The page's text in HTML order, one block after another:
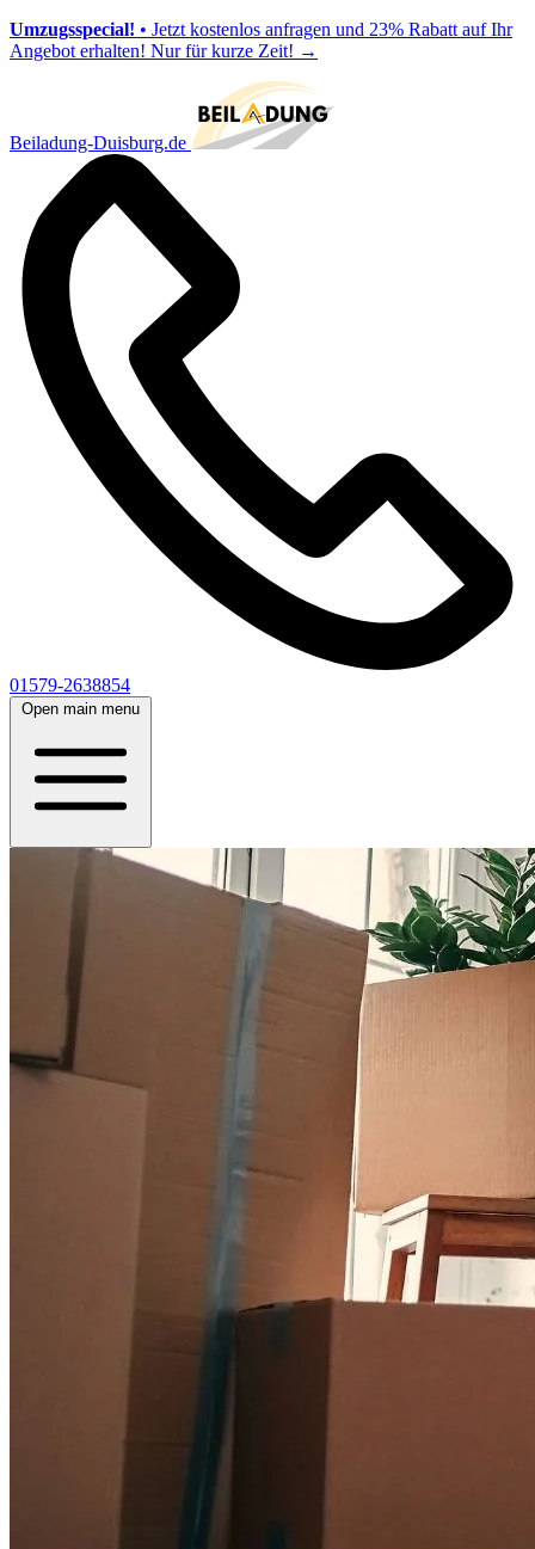
Umzugsspecial! • Jetzt kostenlos anfragen und 23% Rabatt auf Ihr
Angebot erhalten! Nur für kurze Zeit! →
Beiladung-Duisburg.de
01579-2638854
Open main menu